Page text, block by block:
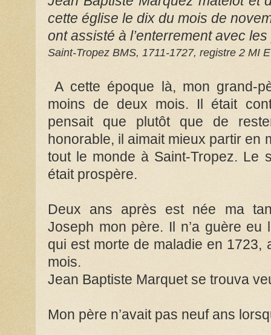
cette église le dix du mois de
ont assisté à l’enterrement avec
Saint-Tropez BMS, 1711-1727, registre 2 MI
A cette époque là, mon grand-
moins de deux mois. Il était
pensait que plutôt que de
honorable, il aimait mieux partir en
tout le monde à Saint-Tropez. Le
était prospère.
Deux ans après est née ma
Joseph mon père. Il n’a guère
qui est morte de maladie en 1723,
mois.
Jean Baptiste Marquet se trouva
Mon père n’avait pas neuf ans